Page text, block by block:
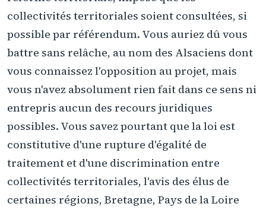
collectivités territoriales soient consultées, si
possible par référendum. Vous auriez dû vous
battre sans relâche, au nom des Alsaciens dont
vous connaissez l'opposition au projet, mais
vous n'avez absolument rien fait dans ce sens ni
entrepris aucun des recours juridiques
possibles. Vous savez pourtant que la loi est
constitutive d'une rupture d'égalité de
traitement et d'une discrimination entre
collectivités territoriales, l'avis des élus de
certaines régions, Bretagne, Pays de la Loire